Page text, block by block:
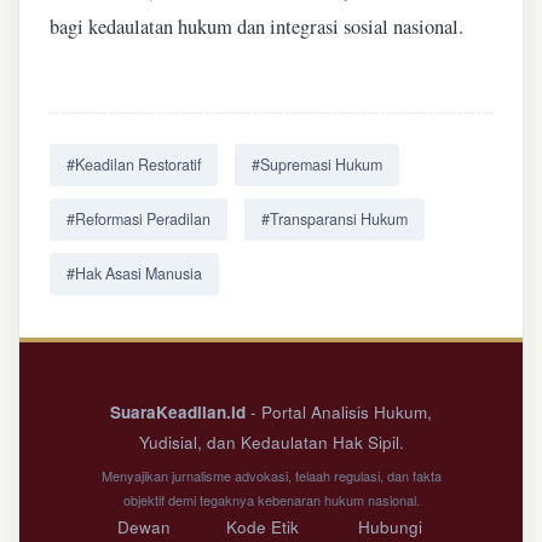
bagi kedaulatan hukum dan integrasi sosial nasional.
#Keadilan Restoratif #Supremasi Hukum
#Reformasi Peradilan #Transparansi Hukum
#Hak Asasi Manusia
SuaraKeadilan.id - Portal Analisis Hukum,
Yudisial, dan Kedaulatan Hak Sipil.
Menyajikan jurnalisme advokasi, telaah regulasi, dan fakta
objektif demi tegaknya kebenaran hukum nasional.
Dewan Kode Etik Hubungi